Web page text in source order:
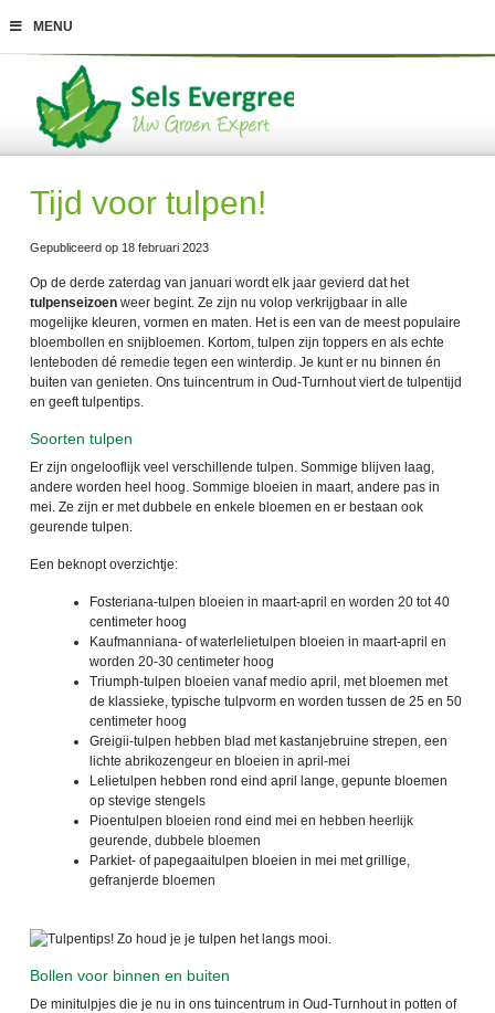
MENU
Tijd voor tulpen!
Gepubliceerd op 18 februari 2023
Op de derde zaterdag van januari wordt elk jaar gevierd dat het
tulpenseizoen weer begint. Ze zijn nu volop verkrijgbaar in alle
mogelijke kleuren, vormen en maten. Het is een van de meest populaire
bloembollen en snijbloemen. Kortom, tulpen zijn toppers en als echte
lenteboden dé remedie tegen een winterdip. Je kunt er nu binnen én
buiten van genieten. Ons tuincentrum in Oud-Turnhout viert de tulpentijd
en geeft tulpentips.
Soorten tulpen
Er zijn ongelooflijk veel verschillende tulpen. Sommige blijven laag,
andere worden heel hoog. Sommige bloeien in maart, andere pas in
mei. Ze zijn er met dubbele en enkele bloemen en er bestaan ook
geurende tulpen.
Een beknopt overzichtje:
Fosteriana-tulpen bloeien in maart-april en worden 20 tot 40
centimeter hoog
Kaufmanniana- of waterlelietulpen bloeien in maart-april en
worden 20-30 centimeter hoog
Triumph-tulpen bloeien vanaf medio april, met bloemen met
de klassieke, typische tulpvorm en worden tussen de 25 en 50
centimeter hoog
Greigii-tulpen hebben blad met kastanjebruine strepen, een
lichte abrikozengeur en bloeien in april-mei
Lelietulpen hebben rond eind april lange, gepunte bloemen
op stevige stengels
Pioentulpen bloeien rond eind mei en hebben heerlijk
geurende, dubbele bloemen
Parkiet- of papegaaitulpen bloeien in mei met grillige,
gefranjerde bloemen
Bollen voor binnen en buiten
De minitulpjes die je nu in ons tuincentrum in Oud-Turnhout in potten of